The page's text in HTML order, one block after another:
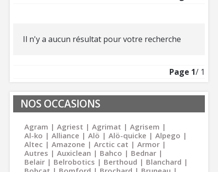
Il n'y a aucun résultat pour votre recherche
Page 1/ 1
NOS OCCASIONS
Agram Agriest Agrimat
Agrisem
Al-ko
Alliance Alö Alö-quicke
Alpego
Altec
Amazone Arctic cat
Armor
Autres
Auxiclean Bahco
Bednar
Belair
Belrobotics Berthoud
Blanchard